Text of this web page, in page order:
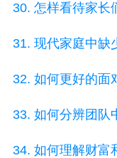
30. 怎样看待家长
31. 现代家庭中缺
32. 如何更好的面
33. 如何分辨团队
34. 如何理解财富